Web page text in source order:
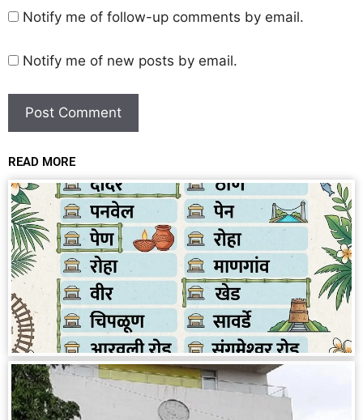
Notify me of follow-up comments by email.
Notify me of new posts by email.
READ MORE